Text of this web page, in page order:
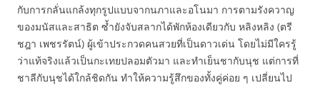
กับการกลั่นแกล้งทุกรูปแบบจากนภาและอโนมา การตามรังควาญ
ของมนัสและสาธิต ซ้ำยังจับสลากได้พักห้องเดียวกับ หลิงหลิง (ตรี
ชฎา เพชรรัตน์) ผู้เข้าประกวดคนสวยที่เป็นดาวเด่น โดยไม่มีใครรู้
ว่าแท้จริงแล้วเป็นกะเทยปลอมตัวมา และทำเย็นชากับนุช แต่การที่
ชาลีกับนุชได้ใกล้ชิดกัน ทำให้ความรู้สึกของทั้งคู่ค่อย ๆ เปลี่ยนไป